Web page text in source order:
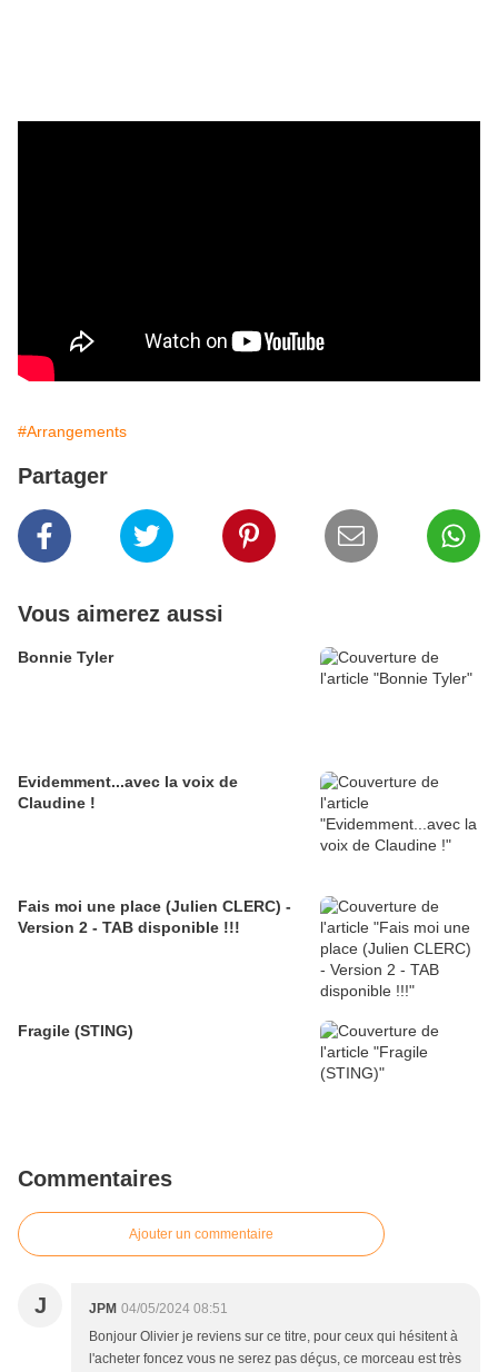
#Arrangements
Partager
Vous aimerez aussi
Bonnie Tyler
Evidemment...avec la voix de
Claudine !
Fais moi une place (Julien CLERC) -
Version 2 - TAB disponible !!!
Fragile (STING)
Commentaires
Ajouter un commentaire
J JPM 04/05/2024 08:51
Bonjour Olivier je reviens sur ce titre, pour ceux qui hésitent à
l'acheter foncez vous ne serez pas déçus, ce morceau est très